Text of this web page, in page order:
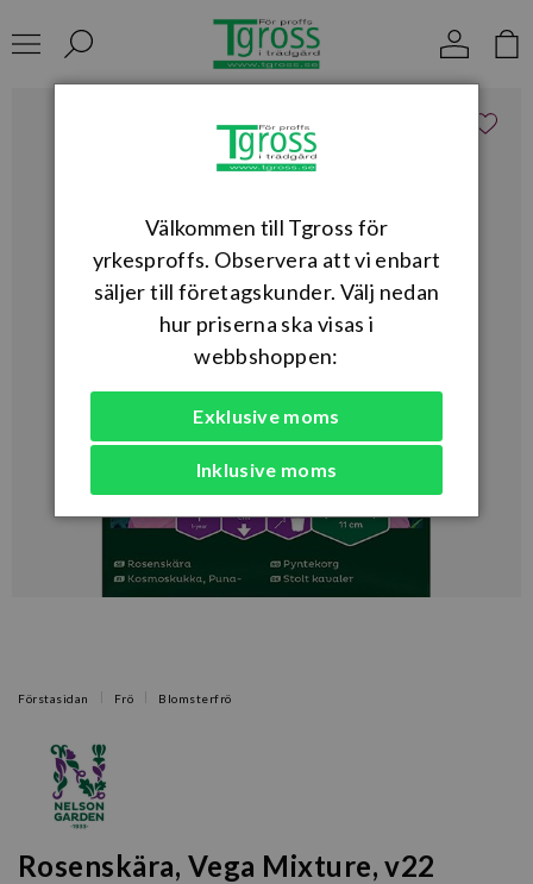
Förstasidan Frö Blomsterfrö
Rosenskära, Vega Mixture, v22
Välkommen till Tgross för
yrkesproffs. Observera att vi enbart
säljer till företagskunder. Välj nedan
hur priserna ska visas i
webbshoppen:
Exklusive moms
Inklusive moms